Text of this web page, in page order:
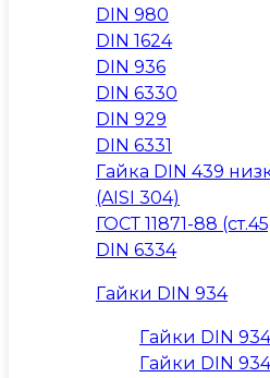
DIN 980
DIN 1624
DIN 936
DIN 6330
DIN 929
DIN 6331
Гайка DIN 439
(AISI 304)
ГОСТ 11871-88
DIN 6334
Гайки DIN 934
Гайки DIN
Гайки DIN